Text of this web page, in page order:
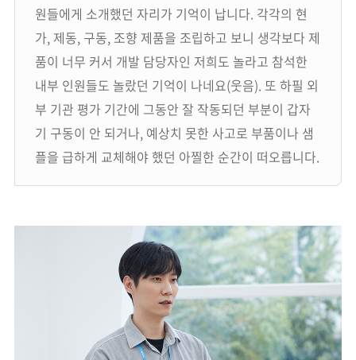
원들에게 소개했던 자리가 기억이 납니다. 각각의 현
가, 제동, 구동, 조향 제품을 조립하고 보니 생각보다 제
품이 너무 커서 개발 담당자인 저희도 놀라고 참석한
내부 인원들도 놀랐던 기억이 나네요(웃음). 또 하필 외
부 기관 평가 기간에 그동안 잘 작동되던 부분이 갑자
기 구동이 안 되거나, 예상치 못한 사고로 부품이나 샘
플을 급하게 교체해야 했던 아찔한 순간이 떠오릅니다.